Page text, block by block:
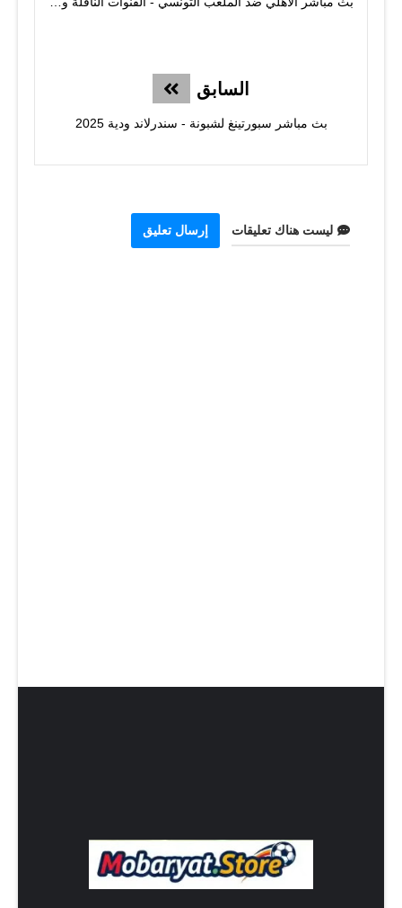
السابق
بث مباشر سبورتينغ لشبونة - سندرلاند ودية 2025
ليست هناك تعليقات إرسال تعليق